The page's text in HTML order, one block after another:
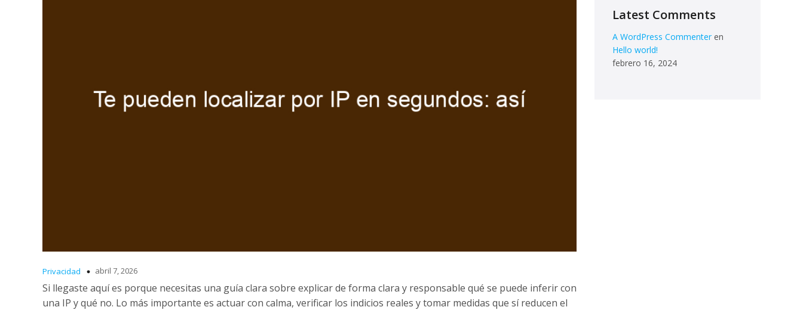
Privacidad abril 7, 2026
Si llegaste aquí es porque necesitas una guía clara sobre explicar de forma clara y responsable qué se puede inferir con
una IP y qué no. Lo más importante es actuar con calma, verificar los indicios reales y tomar medidas que sí reducen el
Latest Comments
A WordPress Commenter en
Hello world!
febrero 16, 2024